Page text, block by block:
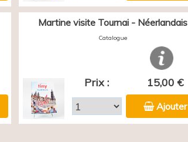
Martine visite Tournai - Néerlandais
Catalogue
Prix : 15,00 €
Ajouter